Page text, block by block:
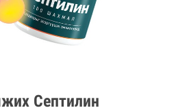
Септилин